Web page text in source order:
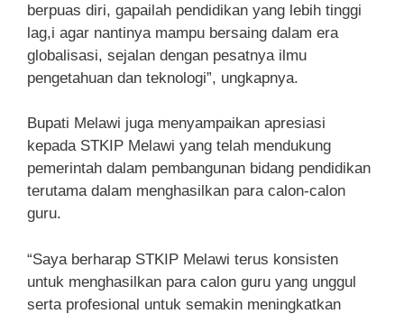
berpuas diri, gapailah pendidikan yang lebih tinggi
lag,i agar nantinya mampu bersaing dalam era
globalisasi, sejalan dengan pesatnya ilmu
pengetahuan dan teknologi”, ungkapnya.
Bupati Melawi juga menyampaikan apresiasi
kepada STKIP Melawi yang telah mendukung
pemerintah dalam pembangunan bidang pendidikan
terutama dalam menghasilkan para calon-calon
guru.
“Saya berharap STKIP Melawi terus konsisten
untuk menghasilkan para calon guru yang unggul
serta profesional untuk semakin meningkatkan